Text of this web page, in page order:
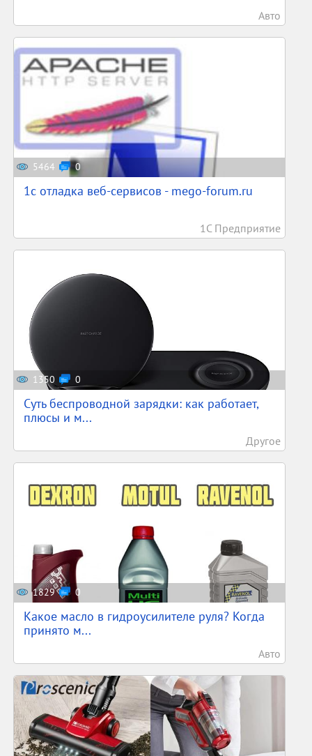
Авто
5464 0
1c отладка веб-сервисов - mego-forum.ru
1С Предприятие
1350 0
Суть беспроводной зарядки: как работает,
плюсы и м...
Другое
1829 0
Какое масло в гидроусилителе руля? Когда
принято м...
Авто